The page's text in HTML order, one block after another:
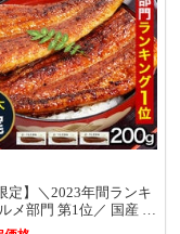
定】＼2023年間ランキ
メ部門 第1位／ 国産 う
大サイズ 蒲焼き 200g